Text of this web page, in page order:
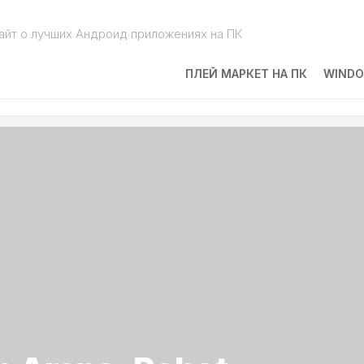
о лучших Андроид приложениях на ПК
ПЛЕЙ МАРКЕТ НА ПК